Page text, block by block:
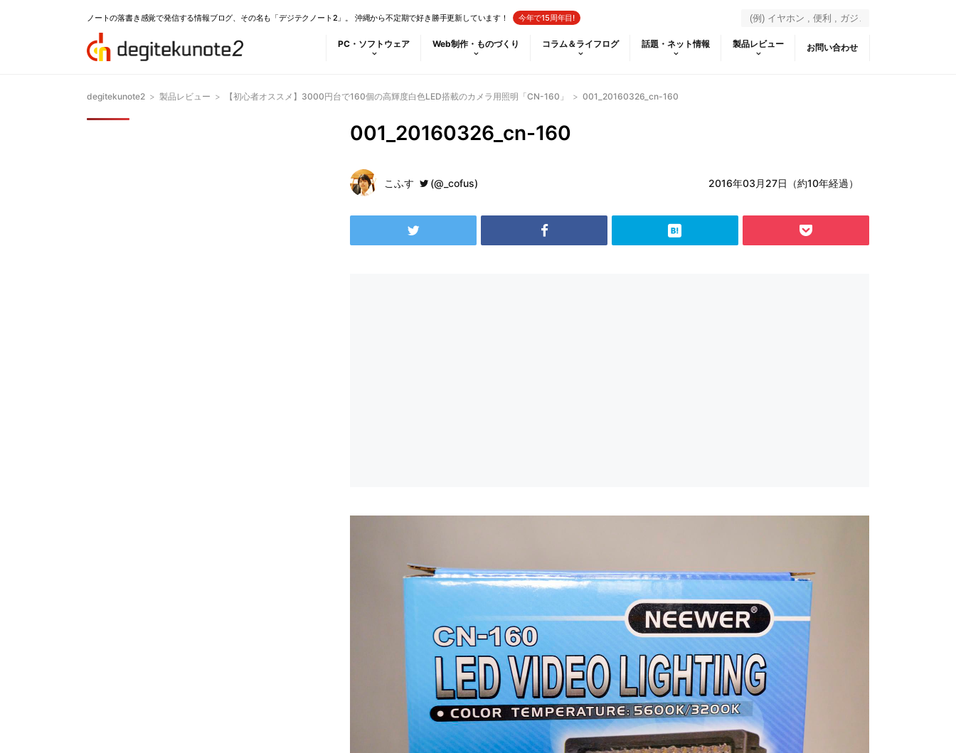
ノートの落書き感覚で発信する情報ブログ、その名も「デジテクノート2」。 沖縄から不定期で好き勝手更新しています！ 今年で15周年目!
PC・ソフトウェア Web制作・ものづくり コラム＆ライフログ 話題・ネット情報 製品レビュー お問い合わせ
degitekunote2 > 製品レビュー > 【初心者オススメ】3000円台で160個の高輝度白色LED搭載のカメラ用照明「CN-160」 > 001_20160326_cn-160
001_20160326_cn-160
こふす (@_cofus) 2016年03月27日（約10年経過）